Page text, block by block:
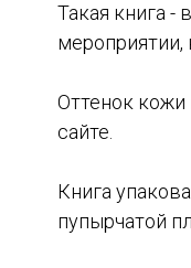
Такая книга -
мероприятии,
Оттенок кожи
сайте.
Книга
пупырчатой